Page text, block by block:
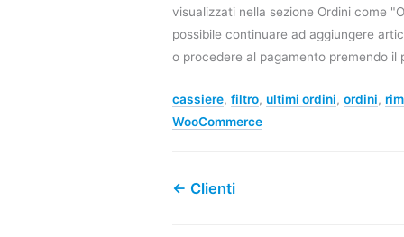
visualizzati nella sezione Ordini come
possibile continuare ad aggiungere
o procedere al pagamento premendo il
cassiere, filtro, ultimi ordini, ordini,
WooCommerce
← Clienti